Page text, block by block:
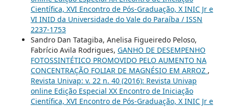
Científica, XVI Encontro de Pós-Graduação, X INIC Jr e
VI INID da Universidade do Vale do Paraíba / ISSN
2237-1753
Sandro Dan Tatagiba, Anelisa Figueiredo Peloso,
Fabrício Avila Rodrigues, GANHO DE DESEMPENHO
FOTOSSINTÉTICO PROMOVIDO PELO AUMENTO NA
CONCENTRAÇÃO FOLIAR DE MAGNÉSIO EM ARROZ ,
Revista Univap: v. 22 n. 40 (2016): Revista Univap
online Edição Especial XX Encontro de Iniciação
Científica, XVI Encontro de Pós-Graduação, X INIC Jr e